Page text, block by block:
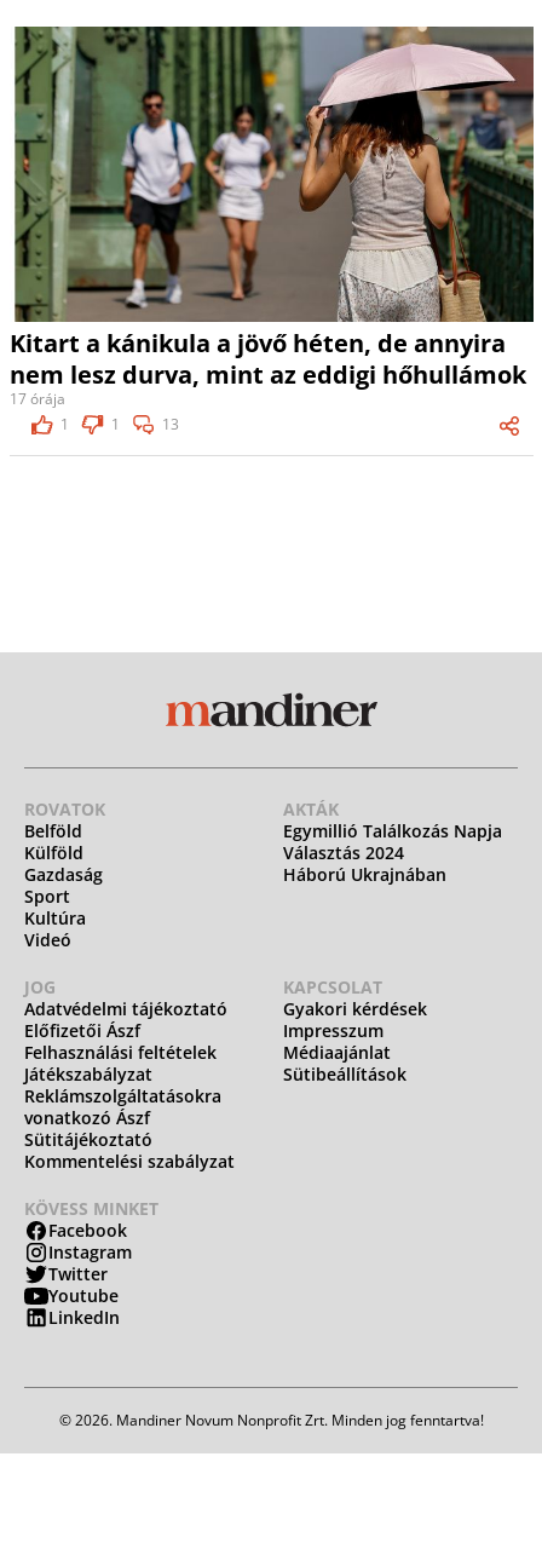
Kitart a kánikula a jövő héten, de annyira
nem lesz durva, mint az eddigi hőhullámok
17 órája
1
1 13
ROVATOK
Belföld
Külföld
Gazdaság
Sport
Kultúra
Videó
AKTÁK
Egymillió Találkozás Napja
Választás 2024
Háború Ukrajnában
JOG
Adatvédelmi tájékoztató
Előfizetői Ászf
Felhasználási feltételek
Játékszabályzat
Reklámszolgáltatásokra
vonatkozó Ászf
Sütitájékoztató
Kommentelési szabályzat
KAPCSOLAT
Gyakori kérdések
Impresszum
Médiaajánlat
Sütibeállítások
KÖVESS MINKET
Facebook
Instagram
Twitter
Youtube
LinkedIn
© 2026. Mandiner Novum Nonprofit Zrt. Minden jog fenntartva!